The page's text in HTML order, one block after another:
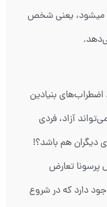
میشود، یعنی شخص
اضطراب‌های بنیادین
آزاد، فردی
دیگران هم باشد؟!
پرسونا تعارض
دارد که در شروع